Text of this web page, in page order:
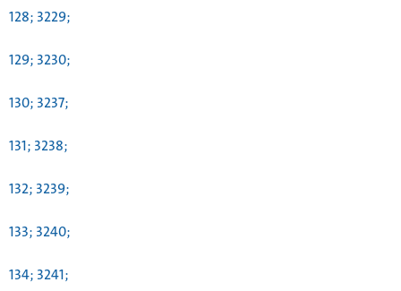
128; 3229;
129; 3230;
130; 3237;
131; 3238;
132; 3239;
133; 3240;
134; 3241;